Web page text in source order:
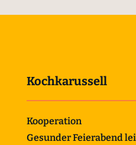
Kochkarussell
Kooperation
Gesunder Feierabend